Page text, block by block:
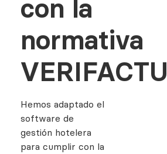
con la
normativa
VERIFACTU
Hemos adaptado el
software de
gestión hotelera
para cumplir con la